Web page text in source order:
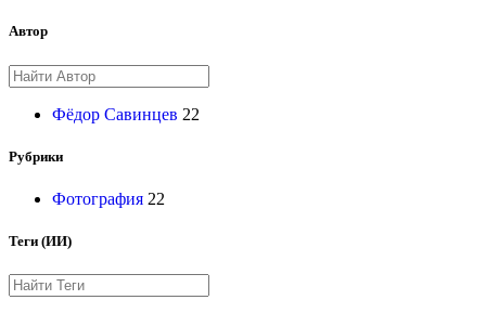
Автор
Фёдор Савинцев 22
Рубрики
Фотография 22
Теги (ИИ)